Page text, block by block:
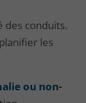
des conduits.
les
ou non-